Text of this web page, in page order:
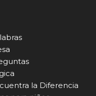
la Diferencia